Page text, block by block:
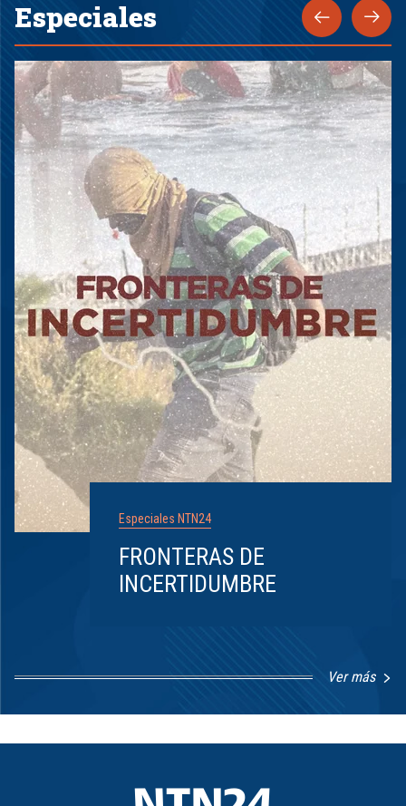
Especiales
Especiales NTN24
FRONTERAS DE
INCERTIDUMBRE
Ver más
1
8